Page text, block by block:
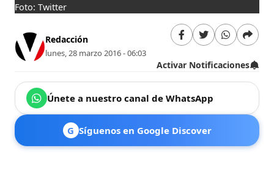
Foto: Twitter
Redacción
lunes, 28 marzo 2016 - 06:03
Activar Notificaciones
Únete a nuestro canal de WhatsApp
G Síguenos en Google Discover